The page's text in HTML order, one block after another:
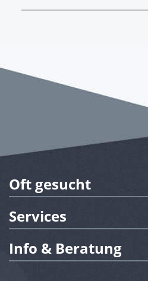
Oft gesucht
Services
Info & Beratung